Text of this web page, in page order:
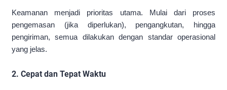
Keamanan menjadi prioritas utama. Mulai dari proses
pengemasan (jika diperlukan), pengangkutan, hingga
pengiriman, semua dilakukan dengan standar operasional
yang jelas.
2. Cepat dan Tepat Waktu